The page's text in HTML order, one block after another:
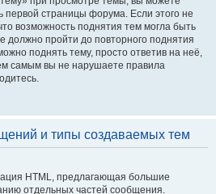
первой страницы форума. Если этого не
возможность поднятия тем могла быть
должно пройти до повторного поднятия
поднять тему, просто ответив на неё,
самым вы не нарушаете правила
и типы создаваемых тем
HTML, предлагающая большие
отдельных частей сообщения.